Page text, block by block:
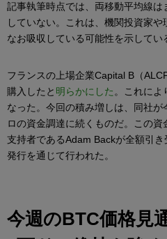
記事執筆時点では、両移動平均線
していない。これは、機関投資家
なお吸収している可能性を示してい
フランスの上場企業Capital B（
購入したと 明らかにした。これによ
なった。今回の積み増しは、同社
ロの資金調達に続くものだ。この
支持者であるAdam Backが全額引
発行を通じて行われた。
今週のBTC価格見